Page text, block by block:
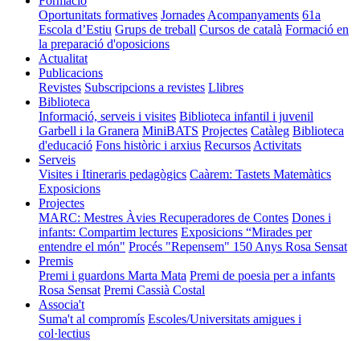
Oportunitats formatives Jornades Acompanyaments 61a
Escola d’Estiu Grups de treball Cursos de català Formació en
la preparació d'oposicions
Actualitat
Publicacions
Revistes Subscripcions a revistes Llibres
Biblioteca
Informació, serveis i visites Biblioteca infantil i juvenil
Garbell i la Granera MiniBATS Projectes Catàleg Biblioteca
d'educació Fons històric i arxius Recursos Activitats
Serveis
Visites i Itineraris pedagògics Caàrem: Tastets Matemàtics
Exposicions
Projectes
MARC: Mestres Àvies Recuperadores de Contes Dones i
infants: Compartim lectures Exposicions “Mirades per
entendre el món" Procés "Repensem" 150 Anys Rosa Sensat
Premis
Premi i guardons Marta Mata Premi de poesia per a infants
Rosa Sensat Premi Cassià Costal
Associa't
Suma't al compromís Escoles/Universitats amigues i
col·lectius